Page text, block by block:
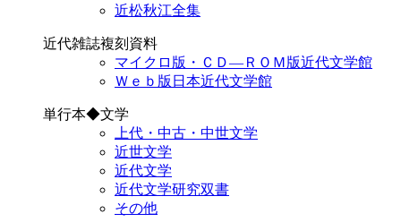
近松秋江全集
近代雑誌複刻資料
マイクロ版・ＣＤ―ＲＯＭ版近代文学館
Ｗｅｂ版日本近代文学館
単行本◆文学
上代・中古・中世文学
近世文学
近代文学
近代文学研究双書
その他